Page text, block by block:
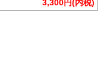
3,300円(内税)